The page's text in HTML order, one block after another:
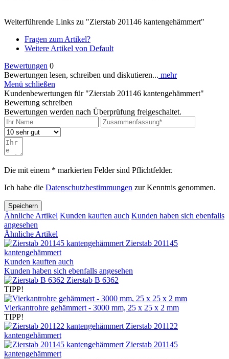
Weiterführende Links zu "Zierstab 201146 kantengehämmert"
Fragen zum Artikel?
Weitere Artikel von Default
Bewertungen 0
Bewertungen lesen, schreiben und diskutieren... mehr
Menü schließen
Kundenbewertungen für "Zierstab 201146 kantengehämmert"
Bewertung schreiben
Bewertungen werden nach Überprüfung freigeschaltet.
Die mit einem * markierten Felder sind Pflichtfelder.
Ich habe die Datenschutzbestimmungen zur Kenntnis genommen.
Speichern
Ähnliche Artikel Kunden kauften auch Kunden haben sich ebenfalls
angesehen
Ähnliche Artikel
Zierstab 201145
kantengehämmert
Kunden kauften auch
Kunden haben sich ebenfalls angesehen
Zierstab B 6362
TIPP!
Vierkantrohre gehämmert - 3000 mm, 25 x 25 x 2 mm
TIPP!
Zierstab 201122
kantengehämmert
Zierstab 201145
kantengehämmert